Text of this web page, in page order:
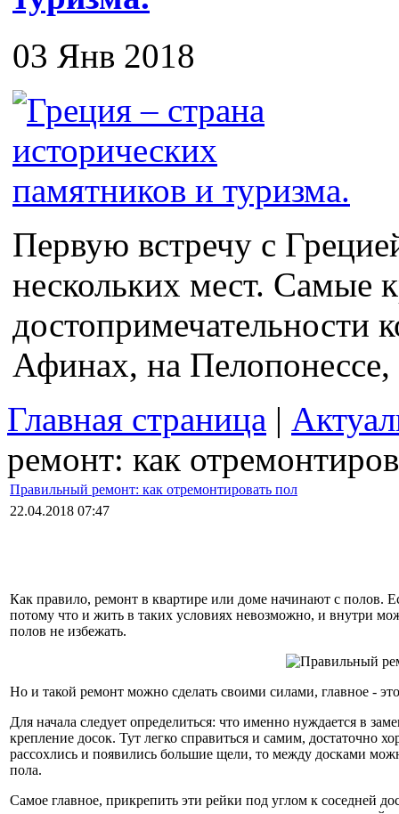
03 Янв 2018
Первую встречу с
нескольких мест. Самые
достопримечательности
Афинах, на
Главная страница |
ремонт: как
Правильный ремонт: как отремонтировать пол
22.04.2018 07:47
Как правило, ремонт в квартире или доме начинают с полов.
потому что и жить в таких условиях невозможно, и внутри
полов не избежать.
Но и такой ремонт можно сделать своими силами, главное - это
Для начала следует определиться: что именно нуждается в
крепление досок. Тут легко справиться и самим, достаточно
рассохлись и появились большие щели, то между досками
пола.
Самое главное, прикрепить эти рейки под углом к соседней